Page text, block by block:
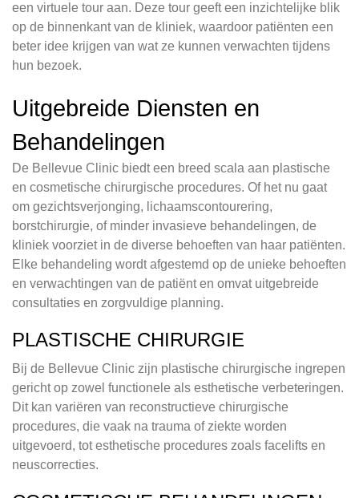
een virtuele tour aan. Deze tour geeft een inzichtelijke blik
op de binnenkant van de kliniek, waardoor patiënten een
beter idee krijgen van wat ze kunnen verwachten tijdens
hun bezoek.
Uitgebreide Diensten en
Behandelingen
De Bellevue Clinic biedt een breed scala aan plastische
en cosmetische chirurgische procedures. Of het nu gaat
om gezichtsverjonging, lichaamscontourering,
borstchirurgie, of minder invasieve behandelingen, de
kliniek voorziet in de diverse behoeften van haar patiënten.
Elke behandeling wordt afgestemd op de unieke behoeften
en verwachtingen van de patiënt en omvat uitgebreide
consultaties en zorgvuldige planning.
PLASTISCHE CHIRURGIE
Bij de Bellevue Clinic zijn plastische chirurgische ingrepen
gericht op zowel functionele als esthetische verbeteringen.
Dit kan variëren van reconstructieve chirurgische
procedures, die vaak na trauma of ziekte worden
uitgevoerd, tot esthetische procedures zoals facelifts en
neuscorrecties.